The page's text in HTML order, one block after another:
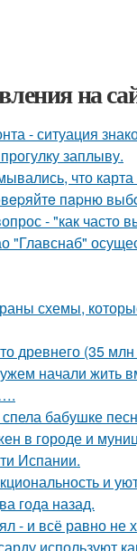
на
- ситуация
заплыву.
что
пapню
- "как часто
"Главснаб"
схемы,
древнего (35
начали жить
бабушке
в городе и
Испании.
и
года назад.
- и всё равно не